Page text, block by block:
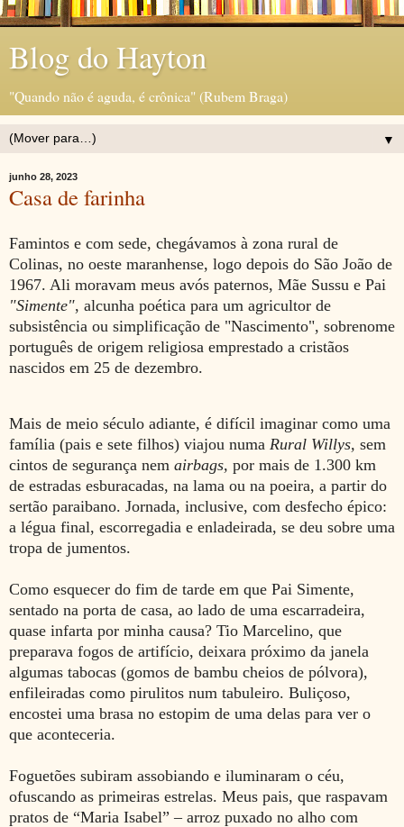
Blog do Hayton
"Quando não é aguda, é crônica" (Rubem Braga)
▼
junho 28, 2023
Casa de farinha
Famintos e com sede, chegávamos à zona rural de
Colinas, no oeste maranhense, logo depois do São João de
1967. Ali moravam meus avós paternos, Mãe Sussu e Pai
"Simente", alcunha poética para um agricultor de
subsistência ou simplificação de "Nascimento", sobrenome
português de origem religiosa emprestado a cristãos
nascidos em 25 de dezembro.
Mais de meio século adiante, é difícil imaginar como uma
família (pais e sete filhos) viajou numa Rural Willys, sem
cintos de segurança nem airbags, por mais de 1.300 km
de estradas esburacadas, na lama ou na poeira, a partir do
sertão paraibano. Jornada, inclusive, com desfecho épico:
a légua final, escorregadia e enladeirada, se deu sobre uma
tropa de jumentos.
Como esquecer do fim de tarde em que Pai Simente,
sentado na porta de casa, ao lado de uma escarradeira,
quase infarta por minha causa? Tio Marcelino, que
preparava fogos de artifício, deixara próximo da janela
algumas tabocas (gomos de bambu cheios de pólvora),
enfileiradas como pirulitos num tabuleiro. Buliçoso,
encostei uma brasa no estopim de uma delas para ver o
que aconteceria.
Foguetões subiram assobiando e iluminaram o céu,
ofuscando as primeiras estrelas. Meus pais, que raspavam
pratos de “Maria Isabel” – arroz puxado no alho com